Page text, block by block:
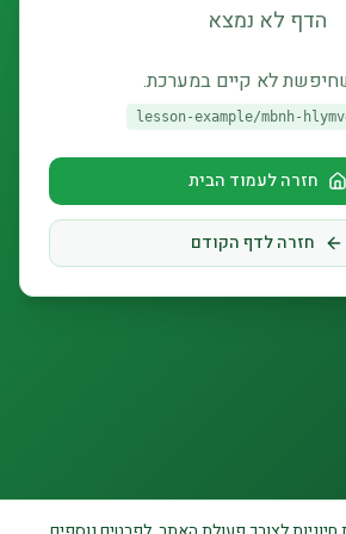
הדף לא נמצא
לא קיים במערכת.
חזרה לעמוד הבית
חזרה לדף הקודם